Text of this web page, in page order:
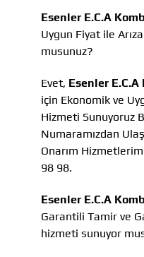
Esenler E.C.A
Uygun Fiyat ile
musunuz?
Evet, Esenler
için Ekonomik ve
Hizmeti Sunuyoruz
Numaramızdan
Onarım
98 98.
Esenler E.C.A
Garantili Tamir ve
hizmeti sunuyor